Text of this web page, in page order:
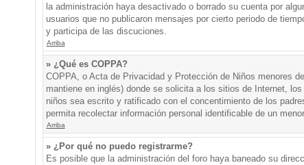
la administración haya desactivado o borrado su cuenta por
usuarios que no publicaron mensajes por cierto periodo de
y participa de las discuciones.
Arriba
» ¿Qué es COPPA?
COPPA, o Acta de Privacidad y Protección de Niños menores
mantiene en inglés) donde se solicita a los sitios de Internet,
niños sea escrito y ratificado con el concentimiento de los
permita recolectar información personal identificable de un
Arriba
» ¿Por qué no puedo registrarme?
Es posible que la administración del foro haya baneado su